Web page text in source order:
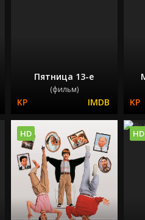
Пятница 13-е
(фильм)
HD HD